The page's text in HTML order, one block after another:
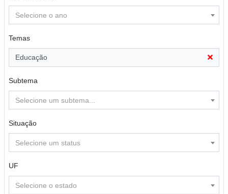
Selecione o ano
Temas
Educação
Subtema
Selecione um subtema...
Situação
Selecione um status
UF
Selecione o estado